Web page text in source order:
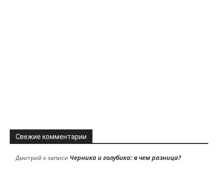
Свежие комментарии
Дмитрий к записи Черника и голубика: в чем разница?